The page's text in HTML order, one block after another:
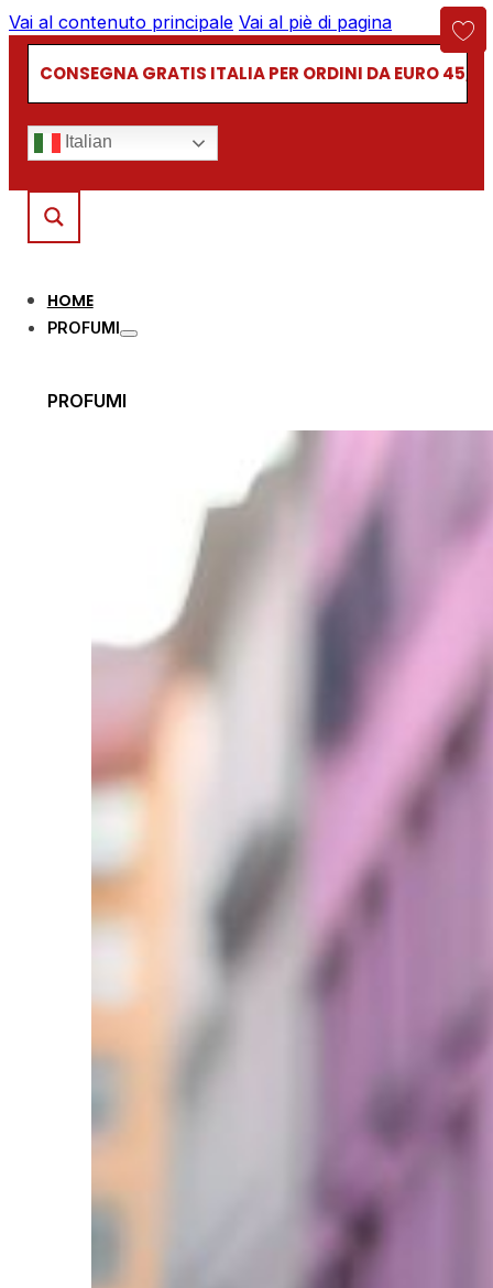
Vai al contenuto principale Vai al piè di pagina
CONSEGNA GRATIS ITALIA PER ORDINI DA EURO
Italian
HOME
PROFUMI
PROFUMI